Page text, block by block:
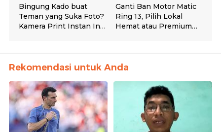
Rekomendasi untuk Anda